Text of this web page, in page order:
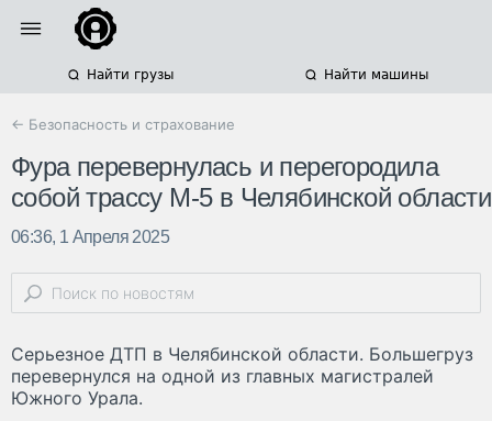
Найти грузы Найти машины
← Безопасность и страхование
Фура перевернулась и перегородила
собой трассу М-5 в Челябинской области
06:36, 1 Апреля 2025
Серьезное ДТП в Челябинской области. Большегруз
перевернулся на одной из главных магистралей
Южного Урала.